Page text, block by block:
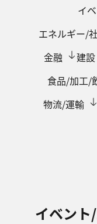
イ
エネルギー/
金融
建設
食品/加工/
物流/運輸
イベント